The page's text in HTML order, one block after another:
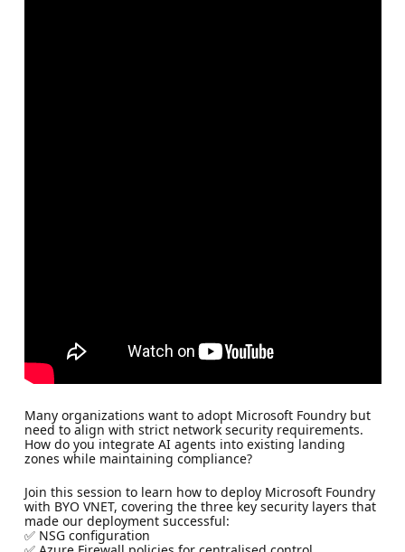
Many organizations want to adopt Microsoft Foundry but
need to align with strict network security requirements.
How do you integrate AI agents into existing landing
zones while maintaining compliance?
Join this session to learn how to deploy Microsoft Foundry
with BYO VNET, covering the three key security layers that
made our deployment successful:
✅ NSG configuration